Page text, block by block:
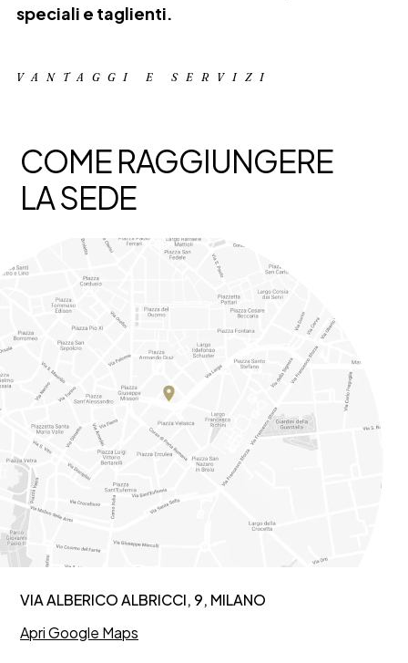
speciali e taglienti.
VANTAGGI E SERVIZI
COME RAGGIUNGERE
LA SEDE
VIA ALBERICO ALBRICCI, 9, MILANO
Apri Google Maps